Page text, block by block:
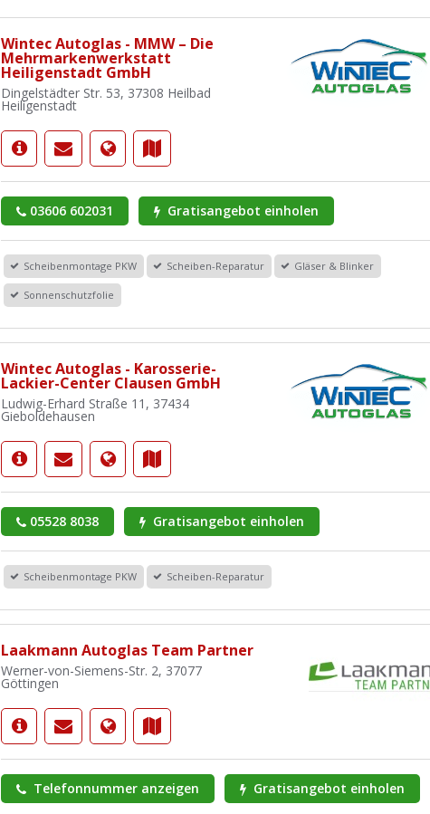
Wintec Autoglas - MMW – Die
Mehrmarkenwerkstatt
Heiligenstadt GmbH
Dingelstädter Str. 53, 37308 Heilbad
Heiligenstadt
03606 602031 Gratisangebot einholen
Scheibenmontage PKW Scheiben-Reparatur Gläser & Blinker
Sonnenschutzfolie
Wintec Autoglas - Karosserie-
Lackier-Center Clausen GmbH
Ludwig-Erhard Straße 11, 37434
Gieboldehausen
05528 8038 Gratisangebot einholen
Scheibenmontage PKW Scheiben-Reparatur
Laakmann Autoglas Team Partner
Werner-von-Siemens-Str. 2, 37077
Göttingen
Telefonnummer anzeigen Gratisangebot einholen